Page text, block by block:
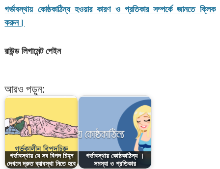
গর্ভাবস্থায় কোষ্ঠকাঠিন্য হওয়ার কারণ ও প্রতিকার সম্পর্কে জানতে ক্লিক
করুন।
রাউন্ড লিগামেন্ট পেইন
আরও পড়ুন:
গর্ভাবস্থায় যে সব বিপদ চিহ্ন
দেখলে দ্রুত ব্যাবস্থা নিতে হবে
গর্ভাবস্থায় কোষ্ঠকাঠিন্য ।
সমস্যা ও প্রতিকার